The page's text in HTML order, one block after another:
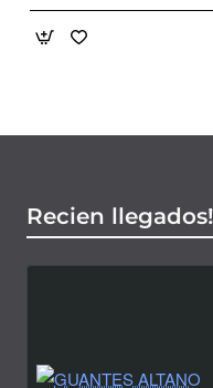
Recien llegados!